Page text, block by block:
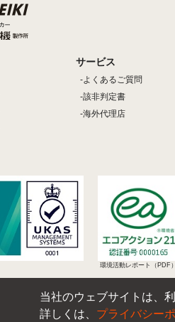
サービス
よくあるご質問
該非判定書
海外代理店
環境活動レポート（PDF）
当社のウェブサイトは、
詳しくは、 プライバシー